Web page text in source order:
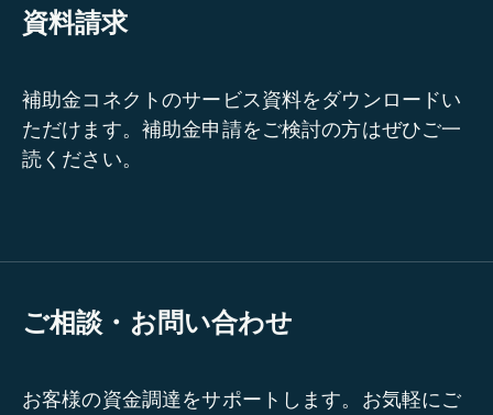
資料請求
補助金コネクトのサービス資料をダウンロードい
ただけます。補助金申請をご検討の方はぜひご一
読ください。
ご相談・お問い合わせ
お客様の資金調達をサポートします。お気軽にご